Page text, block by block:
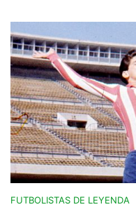
FUTBOLISTAS DE LEYENDA